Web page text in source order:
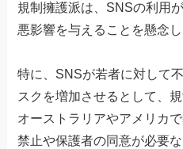
規制擁護派は、SNSの利用
悪影響を与えることを懸念し
特に、SNSが若者に対して
スクを増加させるとして、
オーストラリアやアメリカ
禁止や保護者の同意が必要